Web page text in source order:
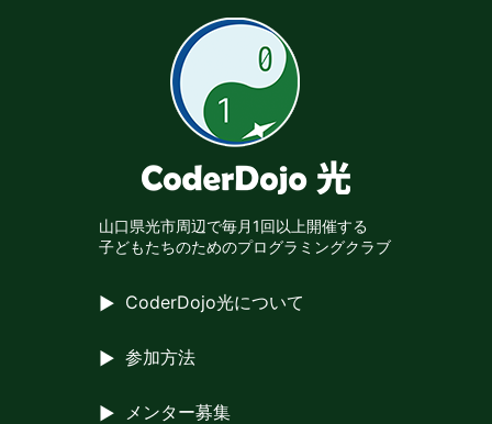
山口県光市周辺で毎月1回以上開催する
子どもたちのためのプログラミングクラブ
CoderDojo光について
参加方法
メンター募集